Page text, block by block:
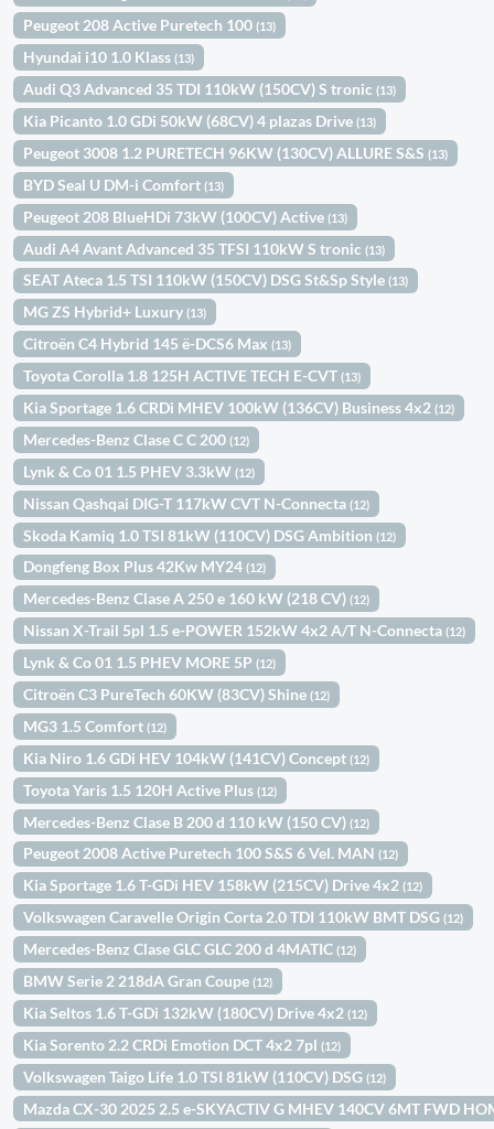
Peugeot 208 Active Puretech 100(13)
Hyundai i10 1.0 Klass(13)
Audi Q3 Advanced 35 TDI 110kW (150CV) S tronic(13)
Kia Picanto 1.0 GDi 50kW (68CV) 4 plazas Drive(13)
Peugeot 3008 1.2 PURETECH 96KW (130CV) ALLURE S&S(13)
BYD Seal U DM-i Comfort(13)
Peugeot 208 BlueHDi 73kW (100CV) Active(13)
Audi A4 Avant Advanced 35 TFSI 110kW S tronic(13)
SEAT Ateca 1.5 TSI 110kW (150CV) DSG St&Sp Style(13)
MG ZS Hybrid+ Luxury(13)
Citroën C4 Hybrid 145 ë-DCS6 Max(13)
Toyota Corolla 1.8 125H ACTIVE TECH E-CVT(13)
Kia Sportage 1.6 CRDi MHEV 100kW (136CV) Business 4x2(12)
Mercedes-Benz Clase C C 200(12)
Lynk & Co 01 1.5 PHEV 3.3kW(12)
Nissan Qashqai DIG-T 117kW CVT N-Connecta(12)
Skoda Kamiq 1.0 TSI 81kW (110CV) DSG Ambition(12)
Dongfeng Box Plus 42Kw MY24(12)
Mercedes-Benz Clase A 250 e 160 kW (218 CV)(12)
Nissan X-Trail 5pl 1.5 e-POWER 152kW 4x2 A/T N-Connecta(12)
Lynk & Co 01 1.5 PHEV MORE 5P(12)
Citroën C3 PureTech 60KW (83CV) Shine(12)
MG3 1.5 Comfort(12)
Kia Niro 1.6 GDi HEV 104kW (141CV) Concept(12)
Toyota Yaris 1.5 120H Active Plus(12)
Mercedes-Benz Clase B 200 d 110 kW (150 CV)(12)
Peugeot 2008 Active Puretech 100 S&S 6 Vel. MAN(12)
Kia Sportage 1.6 T-GDi HEV 158kW (215CV) Drive 4x2(12)
Volkswagen Caravelle Origin Corta 2.0 TDI 110kW BMT DSG(12)
Mercedes-Benz Clase GLC GLC 200 d 4MATIC(12)
BMW Serie 2 218dA Gran Coupe(12)
Kia Seltos 1.6 T-GDi 132kW (180CV) Drive 4x2(12)
Kia Sorento 2.2 CRDi Emotion DCT 4x2 7pl(12)
Volkswagen Taigo Life 1.0 TSI 81kW (110CV) DSG(12)
Mazda CX-30 2025 2.5 e-SKYACTIV G MHEV 140CV 6MT FWD